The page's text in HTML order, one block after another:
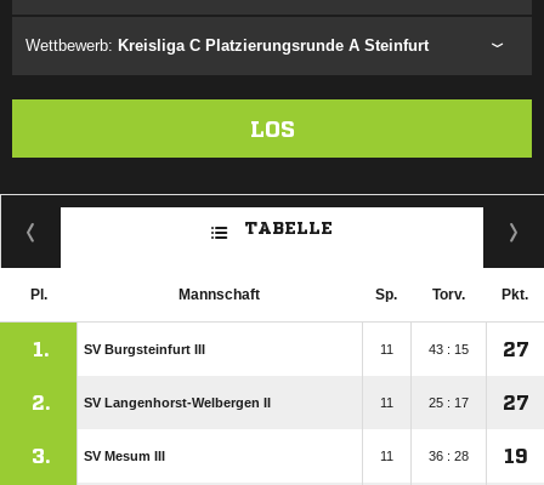
Wettbewerb: Kreisliga C Platzierungsrunde A Steinfurt
LOS
TABELLE
Pl. Mannschaft Sp. Torv. Pkt.
1. SV Burgsteinfurt III 11 43 : 15 27
2. SV Langenhorst-Welbergen II 11 25 : 17 27
3. SV Mesum III 11 36 : 28 19